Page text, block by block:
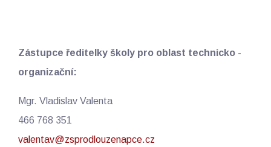
Zástupce ředitelky školy pro oblast technicko -
organizační:
Mgr. Vladislav Valenta
466 768 351
valentav@zsprodlouzenapce.cz